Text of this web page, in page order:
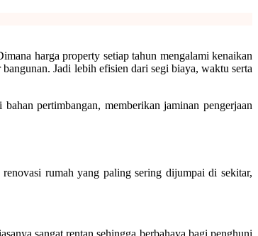
harga property setiap tahun mengalami kenaikan
Jadi lebih efisien dari segi biaya, waktu serta
pertimbangan, memberikan jaminan pengerjaan
rumah yang paling sering dijumpai di sekitar,